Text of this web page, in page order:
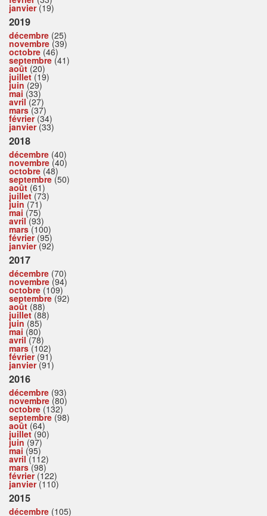
janvier(19)
2019
décembre (25)
novembre (39)
octobre (46)
septembre (41)
août (20)
juillet(19)
juin (29)
mai (33)
avril(27)
mars(37)
février(34)
janvier(33)
2018
décembre (40)
novembre (40)
octobre (48)
septembre (50)
août (61)
juillet(73)
juin (71)
mai (75)
avril(93)
mars(100)
février(95)
janvier(92)
2017
décembre (70)
novembre (94)
octobre (109)
septembre (92)
août (88)
juillet(88)
juin (85)
mai (80)
avril(78)
mars(102)
février(91)
janvier(91)
2016
décembre (93)
novembre (80)
octobre (132)
septembre (98)
août (64)
juillet(90)
juin (97)
mai (95)
avril(112)
mars(98)
février(122)
janvier(110)
2015
décembre (105)